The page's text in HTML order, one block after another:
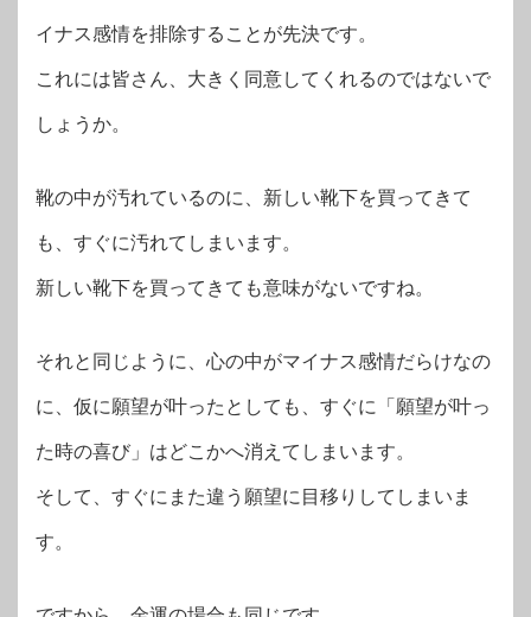
イナス感情を排除することが先決です。
これには皆さん、大きく同意してくれるのではないで
しょうか。
靴の中が汚れているのに、新しい靴下を買ってきて
も、すぐに汚れてしまいます。
新しい靴下を買ってきても意味がないですね。
それと同じように、心の中がマイナス感情だらけなの
に、仮に願望が叶ったとしても、すぐに「願望が叶っ
た時の喜び」はどこかへ消えてしまいます。
そして、すぐにまた違う願望に目移りしてしまいま
す。